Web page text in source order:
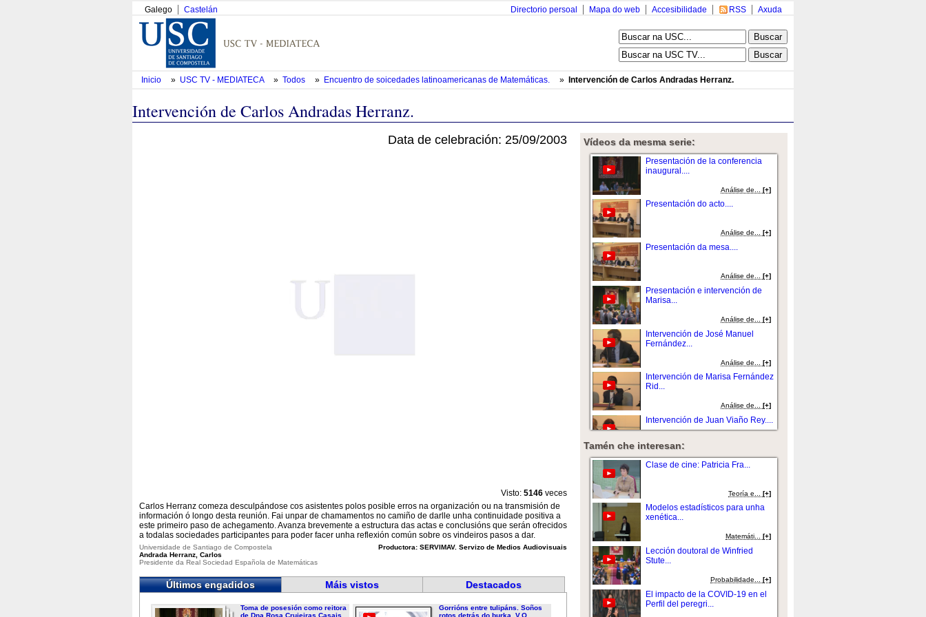
Galego Castelán Axuda
RSS
Accesibilidade
Mapa do web
Directorio persoal
Inicio » USC TV - MEDIATECA » Todos » Encuentro de soicedades latinoamericanas de Matemáticas. » Intervención de Carlos Andradas Herranz.
Intervención de Carlos Andradas Herranz.
Data de celebración: 25/09/2003
Visto: 5146 veces
Carlos Herranz comeza desculpándose cos asistentes polos posible erros na organización ou na transmisión de
información ó longo desta reunión. Fai unpar de chamamentos no camiño de darlle unha continuidade positiva a
este primeiro paso de achegamento. Avanza brevemente a estructura das actas e conclusións que serán ofrecidos
a todalas sociedades participantes para poder facer unha reflexión común sobre os vindeiros pasos a dar.
Productora: SERVIMAV. Servizo de Medios Audiovisuais
Universidade de Santiago de Compostela
Andrada Herranz, Carlos
Presidente da Real Sociedad Española de Matemáticas
Últimos engadidos Máis vistos Destacados
Toma de posesión como reitora
de Dna.Rosa Crujeiras Casais...
Gorrións entre tulipáns. Soños
rotos detrás do burka. V.O....
Vídeos da mesma serie:
Presentación de la conferencia
inaugural....
Análise de...[+]
Presentación do acto....
Análise de... [+]
Presentación da mesa....
Análise de...[+]
Presentación e intervención de
Marisa...
Análise de...[+]
Intervención de José Manuel
Fernández...
Análise de...[+]
Intervención de Marisa Fernández
Rid...
Análise de...[+]
Intervención de Juan Viaño Rey....
Presentación da mesa redonda....
Análise de...[+]
Intervención de Juan Viaño Rey....
Análise de...[+]
Intervención de Dario Crespo....
Análise de...[+]
Intervención de Pedro Merino
Gómez....
Tamén che interesan:
Clase de cine: Patricia Fra...
Teoría e...[+]
Modelos estadísticos para unha
xenética...
Matemáti... [+]
Lección doutoral de Winfried
Stute...
Probabilidade...[+]
El impacto de la COVID-19 en el
Perfil del peregri...